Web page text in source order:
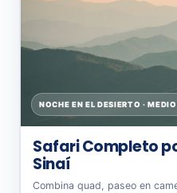
NOCHE EN EL DESIERTO ·
Safari Completo
Sinaí
Combina quad, paseo en